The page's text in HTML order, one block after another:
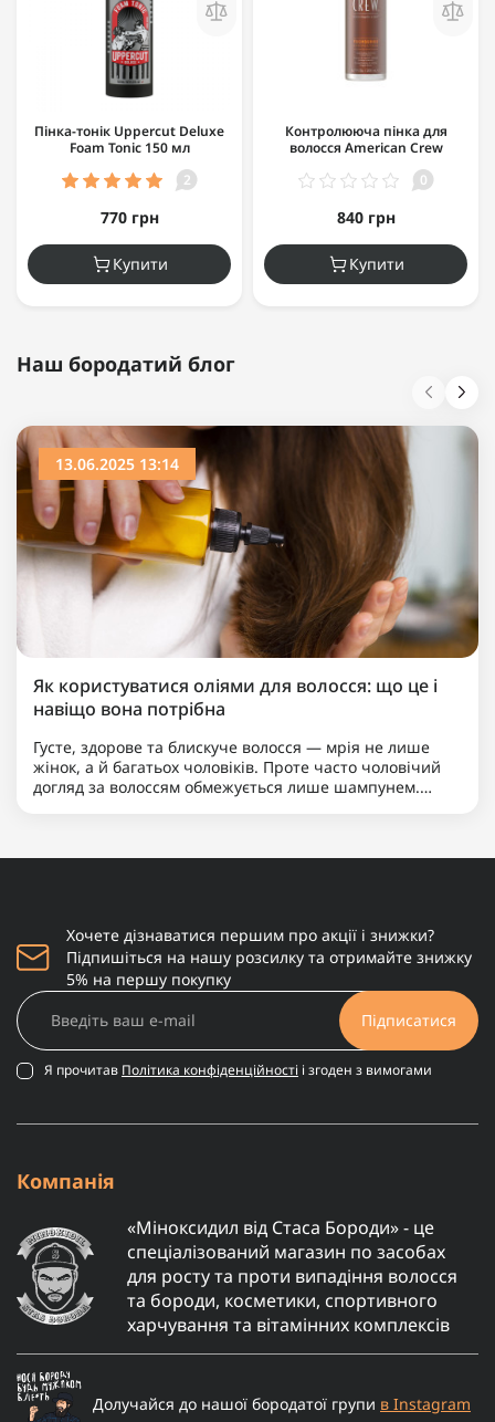
Пінка-тонік Uppercut Deluxe
Foam Tonic 150 мл
2
770 грн
Купити
Контролююча пінка для
волосся American Crew
мл
0
840 грн
Купити
Наш бородатий блог
13.06.2025 13:14
Як користуватися оліями для волосся: що це і
навіщо вона потрібна
Густе, здорове та блискуче волосся — мрія не лише
жінок, а й багатьох чоловіків. Проте часто чоловічий
догляд за волоссям обмежується лише шампунем.
Хочете дізнаватися першим про акції і знижки?
Підпишіться на нашу розсилку та отримайте знижку
5% на першу покупку
Підписатися
Я прочитав Політика конфіденційності і згоден з вимогами
Компанія
«Міноксидил від Стаса Бороди» - це
спеціалізований магазин по засобах
для росту та проти випадіння волосся
та бороди, косметики, спортивного
харчування та вітамінних комплексів
Долучайся до нашої бородатої групи в Instagram